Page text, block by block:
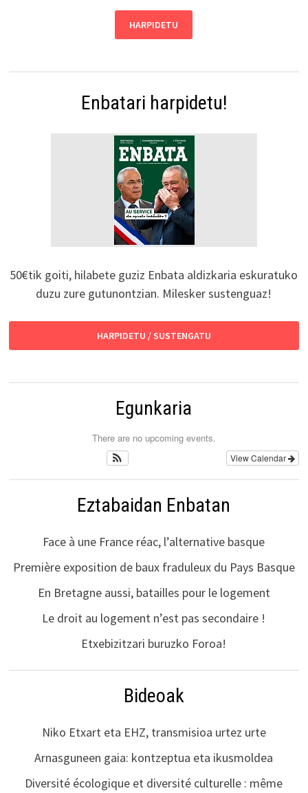
Enbatari harpidetu!
50€tik goiti, hilabete guziz Enbata aldizkaria eskuratuko
duzu zure gutunontzian. Milesker sustenguaz!
HARPIDETU / SUSTENGATU
Egunkaria
There are no upcoming events.
View Calendar
Eztabaidan Enbatan
Face à une France réac, l’alternative basque
Première exposition de baux fraduleux du Pays Basque
En Bretagne aussi, batailles pour le logement
Le droit au logement n’est pas secondaire !
Etxebizitzari buruzko Foroa!
Bideoak
Niko Etxart eta EHZ, transmisioa urtez urte
Arnasguneen gaia: kontzeptua eta ikusmoldea
Diversité écologique et diversité culturelle : même